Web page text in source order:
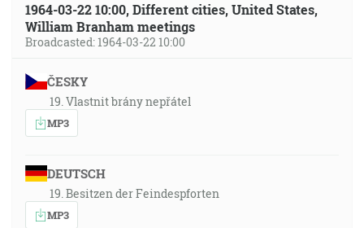
1964-03-22 10:00, Different cities, United States,
William Branham meetings
Broadcasted: 1964-03-22 10:00
ČESKY
19. Vlastnit brány nepřátel
MP3
DEUTSCH
19. Besitzen der Feindespforten
MP3